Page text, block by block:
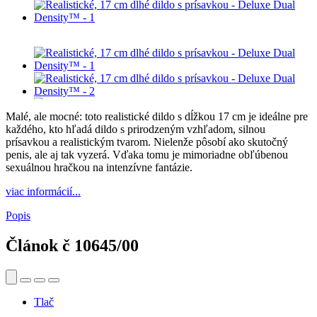
Malé, ale mocné: toto realistické dildo s dĺžkou 17 cm je ideálne pre
každého, kto hľadá dildo s prirodzeným vzhľadom, silnou
prísavkou a realistickým tvarom. Nielenže pôsobí ako skutočný
penis, ale aj tak vyzerá. Vďaka tomu je mimoriadne obľúbenou
sexuálnou hračkou na intenzívne fantázie.
viac informácií...
Popis
Článok č 10645/00
Tlač